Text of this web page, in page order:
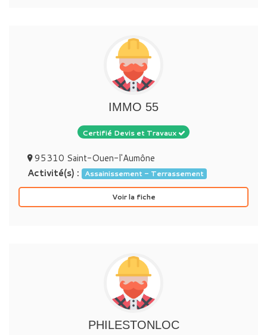
IMMO 55
Certifié Devis et Travaux
95310 Saint-Ouen-l'Aumône
Activité(s) :
Assainissement - Terrassement
Voir la fiche
PHILESTONLOC